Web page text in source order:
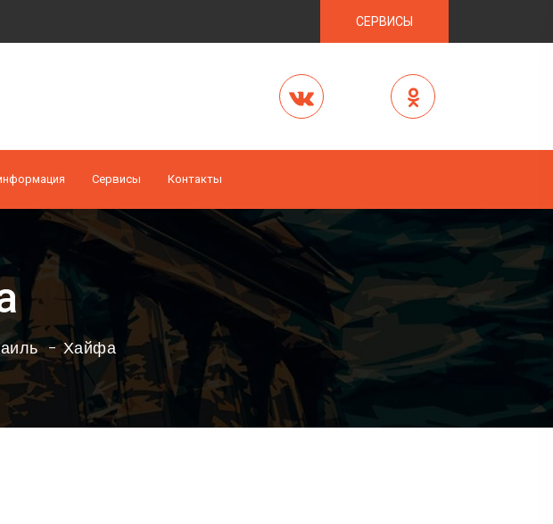
СЕРВИСЫ
Cервисы Контакты
Хайфа